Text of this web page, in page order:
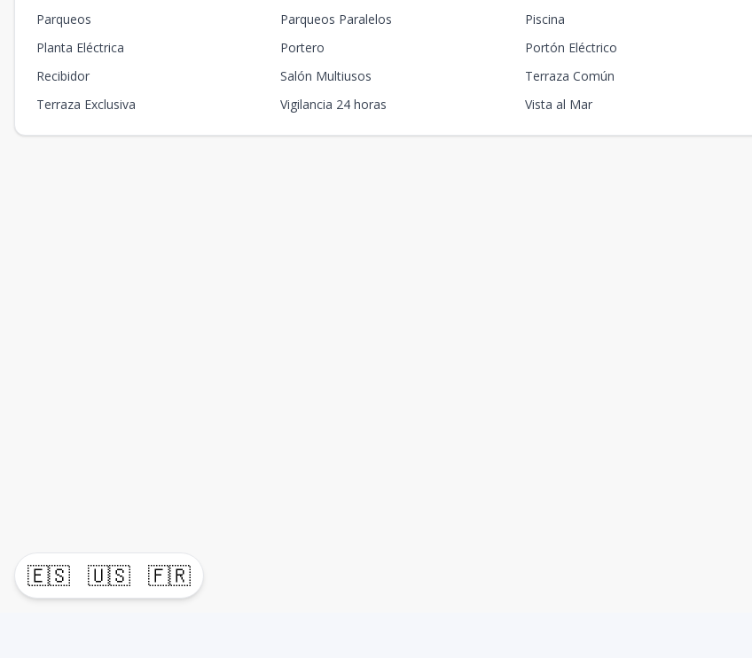
🇪🇸 🇺🇸 🇫🇷
Parqueos
Parqueos Paralelos
Piscina
Planta Eléctrica
Portero
Portón Eléctrico
Recibidor
Salón Multiusos
Terraza Común
Terraza Exclusiva
Vigilancia 24 horas Vista al Mar